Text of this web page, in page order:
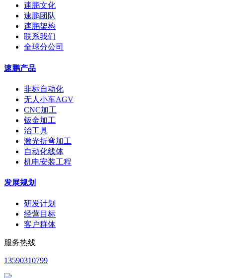
速鹏文化
速鹏团队
速鹏架构
联系我们
全球分公司
速鹏产品
非标自动化
无人小车AGV
CNC加工
钣金加工
治工具
激光折弯加工
自动化线体
机电安装工程
发展规划
研发计划
经营目标
客户群体
服务热线
13590310799